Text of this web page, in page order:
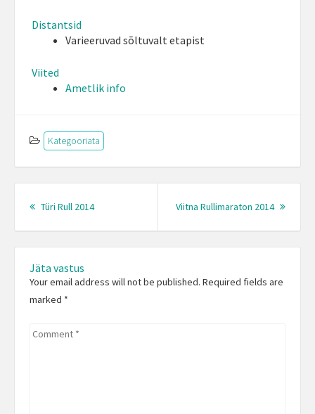
Distantsid
Varieeruvad sõltuvalt etapist
Viited
Ametlik info
Kategooriata
Post
navigation
Türi Rull 2014Previous
Viitna Rullimaraton 2014
Next
Jäta vastus
Your email address will not be published. Required fields are
marked *
Comment